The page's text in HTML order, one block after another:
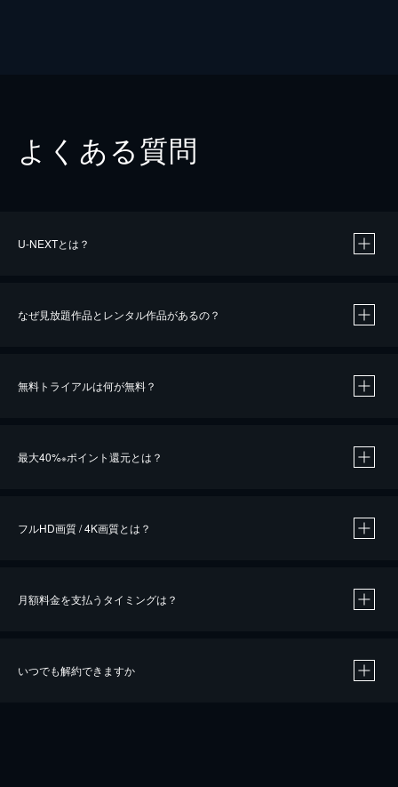
よくある質問
U-NEXTとは？
なぜ見放題作品とレンタル作品があるの？
無料トライアルは何が無料？
最大40%※ポイント還元とは？
※40％ポイント還元の対象は、クレジットカード決済による作品の購入 / レンタルです。
iOSアプリのUコイン決済による作品の購入 / レンタルは、20％のポイント還元です。
フルHD画質 / 4K画質とは？
月額料金を支払うタイミングは？
いつでも解約できますか